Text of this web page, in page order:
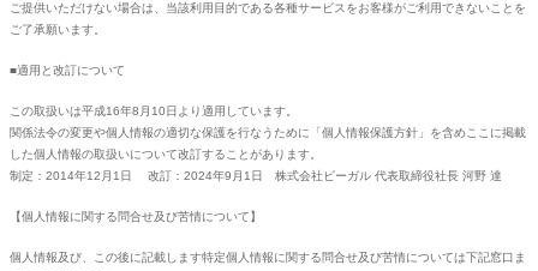
ご提供いただけない場合は、当該利用目的である各種サービスをお客様がご利用できないことを
ご了承願います。
■適用と改訂について
この取扱いは平成16年8月10日より適用しています。
関係法令の変更や個人情報の適切な保護を行なうために「個人情報保護方針」を含めここに掲載
した個人情報の取扱いについて改訂することがあります。
制定：2014年12月1日 改訂：2024年9月1日 株式会社ビーガル 代表取締役社長 河野 達
【個人情報に関する問合せ及び苦情について】
個人情報及び、この後に記載します特定個人情報に関する問合せ及び苦情については下記窓口ま